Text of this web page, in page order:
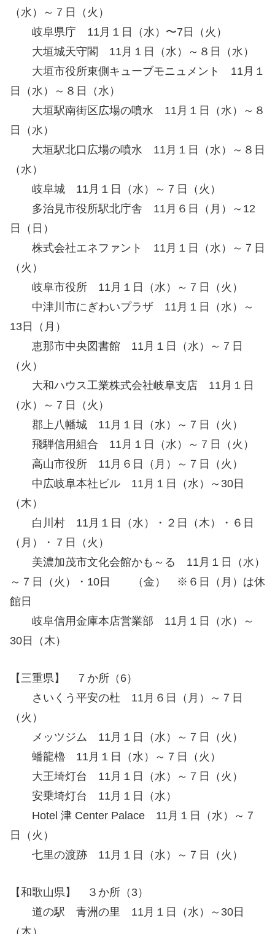
（水）～７日（火）
岐阜県庁 11月１日（水）〜7日（火）
大垣城天守閣 11月１日（水）～８日（水）
大垣市役所東側キューブモニュメント 11月１
日（水）～８日（水）
大垣駅南街区広場の噴水 11月１日（水）～８
日（水）
大垣駅北口広場の噴水 11月１日（水）～８日
（水）
岐阜城 11月１日（水）～７日（火）
多治見市役所駅北庁舎 11月６日（月）～12
日（日）
株式会社エネファント 11月１日（水）～７日
（火）
岐阜市役所 11月１日（水）～７日（火）
中津川市にぎわいプラザ 11月１日（水）～
13日（月）
恵那市中央図書館 11月１日（水）～７日
（火）
大和ハウス工業株式会社岐阜支店 11月１日
（水）～７日（火）
郡上八幡城 11月１日（水）～７日（火）
飛騨信用組合 11月１日（水）～７日（火）
高山市役所 11月６日（月）～７日（火）
中広岐阜本社ビル 11月１日（水）～30日
（木）
白川村 11月１日（水）・２日（木）・６日
（月）・７日（火）
美濃加茂市文化会館かも～る 11月１日（水）
～７日（火）・10日 （金） ※６日（月）は休
館日
岐阜信用金庫本店営業部 11月１日（水）～
30日（木）
【三重県】 ７か所（6）
さいくう平安の杜 11月６日（月）～７日
（火）
メッツジム 11月１日（水）～７日（火）
蟠龍櫓 11月１日（水）～７日（火）
大王埼灯台 11月１日（水）～７日（火）
安乗埼灯台 11月１日（水）
Hotel 津 Center Palace 11月１日（水）～７
日（火）
七里の渡跡 11月１日（水）～７日（火）
【和歌山県】 ３か所（3）
道の駅 青洲の里 11月１日（水）～30日
（木）